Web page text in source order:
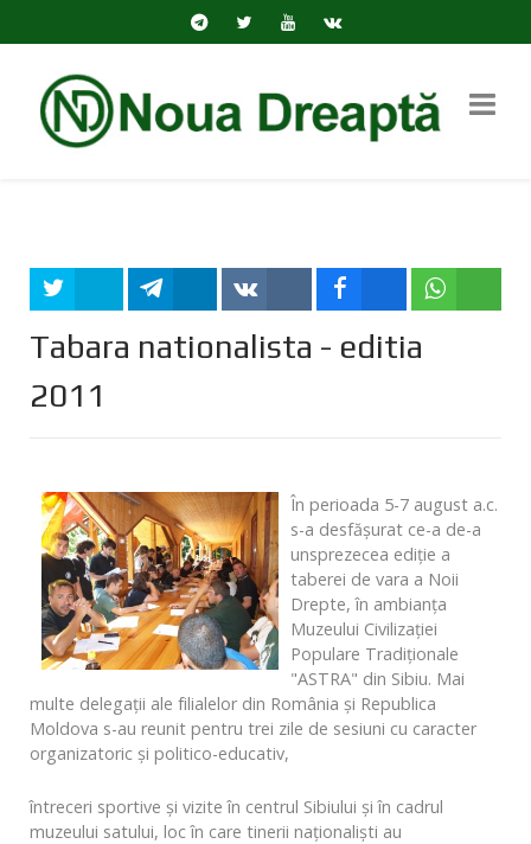
Tabara nationalista - editia
2011
În perioada 5-7 august a.c.
s-a desfăşurat ce-a de-a
unsprezecea ediţie a
taberei de vara a Noii
Drepte, în ambianţa
Muzeului Civilizaţiei
Populare Tradiţionale
"ASTRA" din Sibiu. Mai
multe delegaţii ale filialelor din România şi Republica
Moldova s-au reunit pentru trei zile de sesiuni cu caracter
organizatoric şi politico-educativ,
întreceri sportive şi vizite în centrul Sibiului şi în cadrul
muzeului satului, loc în care tinerii naţionalişti au